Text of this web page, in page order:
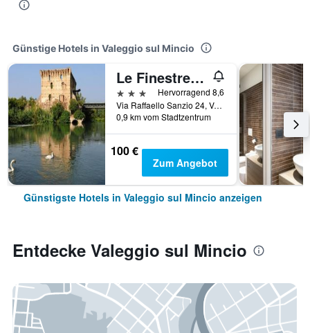
Günstige Hotels in Valeggio sul Mincio
Le Finestre Su Borghetto
3 Sterne
Hervorragend 8,6
Via Raffaello Sanzio 24, Valeggio sul Mincio, Venetien, Italien
0,9 km vom Stadtzentrum
100 €
Zum Angebot
Günstigste Hotels in Valeggio sul Mincio anzeigen
Entdecke Valeggio sul Mincio